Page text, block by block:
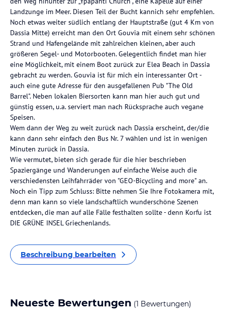
Landzunge im Meer. Diesen Teil der Bucht kannich sehr empfehlen.
Noch etwas weiter südlich entlang der Hauptstraße (gut 4 Km von
Dassia Mitte) erreicht man den Ort Gouvia mit einem sehr schönen
Strand und Hafengelände mit zahlreichen kleinen, aber auch
größeren Segel- und Motorbooten. Gelegentlich findet man hier
eine Möglichkeit, mit einem Boot zurück zur Elea Beach in Dassia
gebracht zu werden. Gouvia ist für mich ein interessanter Ort -
auch eine gute Adresse für den ausgefallenen Pub "The Old
Barrel". Neben lokalen Biersorten kann man hier auch gut und
günstig essen, u.a. serviert man nach Rücksprache auch vegane
Speisen.
Wem dann der Weg zu weit zurück nach Dassia erscheint, der/die
kann dann sehr einfach den Bus Nr. 7 wählen und ist in wenigen
Minuten zurück in Dassia.
Wie vermutet, bieten sich gerade für die hier beschrieben
Spaziergänge und Wanderungen auf einfache Weise auch die
verschiedensten Leihfahrräder von "GEO-Bicycling and more" an.
Noch ein Tipp zum Schluss: Bitte nehmen Sie Ihre Fotokamera mit,
denn man kann so viele landschaftlich wunderschöne Szenen
entdecken, die man auf alle Fälle festhalten sollte - denn Korfu ist
DIE GRÜNE INSEL Griechenlands.
Beschreibung bearbeiten
Neueste Bewertungen (1 Bewertungen)